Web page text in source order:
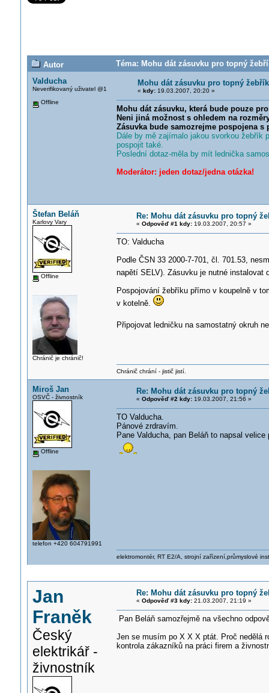
Autor
Téma: Mohu dát zásuvku pro topný
Valducha
Neverifikovaný uživatel @1
Offline
Mohu dát zásuvku pro topný
« kdy:19.03.2007, 20:20 »
Mohu dát zásuvku, která bude pouze
Neni jiná možnost s ohledem na
Zásuvka bude samozrejme pospojena s
Dále by mě zajímalo jakou svorkou žebřík
pospojit také.
Poslední dotaz-měla by mít lednička
Moderátor: jeden dotaz/jedna otázka!
Štefan Beláň
Karlovy Vary
Offline
Chránič je chránič!
Re: Mohu dát zásuvku pro topný
« Odpověď #1 kdy:19.03.2007, 20:57 »
TO: Valducha
Podle ČSN 33 2000-7-701, čl. 701.53,
napětí SELV). Zásuvku je nutné
Pospojování žebříku přímo v koupelně v
v kotelně.
Připojovat ledničku na samostatný okruh
Chránič chrání - jistič jistí.
Miroš Jan
OSVČ - živnostník
Offline
telefon +420 604791991
Re: Mohu dát zásuvku pro topný
« Odpověď #2 kdy:19.03.2007, 21:56 »
TO Valducha.
Pánové zrdravím.
Pane Valducha, pan Beláň to napsal
elektromontér, RT E2/A, strojní zařízení,průmyslové
Jan
Franěk
Český
elektrikář -
živnostník
Re: Mohu dát zásuvku pro topný
« Odpověď #3 kdy:21.03.2007, 21:19 »
Pan Beláň samozřejmě na všechno
Jen se musím po X X X ptát. Proč nedělá
kontrola zákazníků na práci firem a